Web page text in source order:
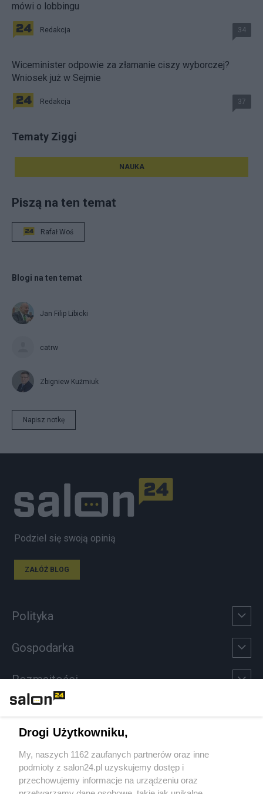
mówi o lobbingu
Redakcja 34
Wiceminister odpowie za złamanie ciszy wyborczej?
Wniosek już w Sejmie
Redakcja 37
Tematy Ziggi
NAUKA
Piszą na ten temat
Rafał Woś
Blogi na ten temat
Jan Filip Libicki
catrw
Zbigniew Kuźmiuk
Napisz notkę
Podziel się swoją opinią
ZAŁÓŻ BLOG
Polityka
Gospodarka
Rozmaitości
Sport
Społeczeństwo
Drogi Użytkowniku,
My, naszych 1162 zaufanych partnerów oraz inne
podmioty z salon24.pl uzyskujemy dostęp i
przechowujemy informacje na urządzeniu oraz